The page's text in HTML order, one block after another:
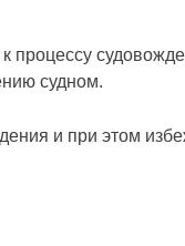
судном.
и при этом